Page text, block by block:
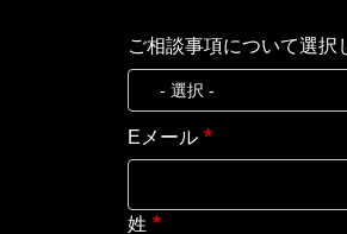
ご相談事項について選択
Eメール
姓